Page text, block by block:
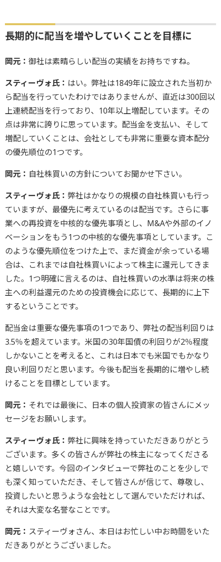
長期的に配当を増やしていくことを目標に
岡元： 御社は素晴らしい配当の実績をお持ちですね。
スティーヴォ氏： はい。弊社は1849年に設立された当初か
ら配当を行っていたわけではありませんが、直近は300回以
上連続配当を行っており、10年以上増配しています。その
点は非常に誇りに思っています。配当金を支払い、そして
増配していくことは、会社としても非常に重要な資本配分
の優先順位の1つです。
岡元： 自社株買いの方針についてお聞かせ下さい。
スティーヴォ氏： 弊社はかなりの規模の自社株買いも行っ
ていますが、最優先に考えているのは配当です。さらに事
業への再投資を中核的な優先事項とし、M&Aや外部のイノ
ベーションをもう1つの中核的な優先事項としています。こ
のような優先順位をつけた上で、まだ資金が余っている場
合は、これまでは自社株買いによって株主に還元してきま
した。1つ明確に言えるのは、自社株買いの水準は将来の株
主への利益還元のための投資機会に応じて、長期的に上下
するということです。
配当金は重要な優先事項の1つであり、弊社の配当利回りは
3.5％を超えています。米国の30年国債の利回りが2％程度
しかないことを考えると、これは日本でも米国でもかなり
良い利回りだと思います。今後も配当を長期的に増やし続
けることを目標としています。
岡元： それでは最後に、日本の個人投資家の皆さんにメッ
セージをお願いします。
スティーヴォ氏： 弊社に興味を持っていただきありがとう
ございます。多くの皆さんが弊社の株主になってくださる
と嬉しいです。今回のインタビューで弊社のことを少しで
も深く知っていただき、そして皆さんが信じて、尊敬し、
投資したいと思うような会社として選んでいただければ、
それは大変な名誉なことです。
岡元： スティーヴォさん、本日はお忙しい中お時間をいた
だきありがとうございました。